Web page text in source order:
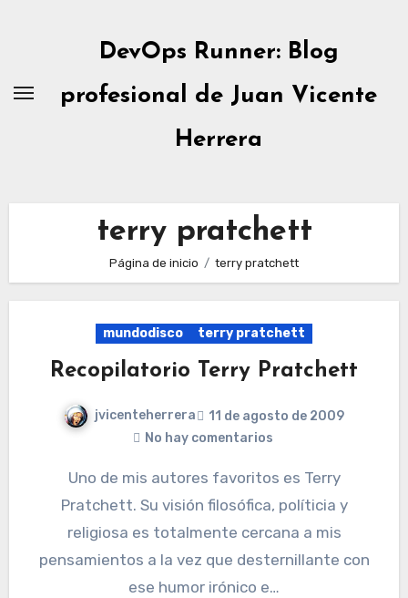
DevOps Runner: Blog
profesional de Juan Vicente
Herrera
terry pratchett
Página de inicio terry pratchett
mundodisco terry pratchett
Recopilatorio Terry Pratchett
jvicenteherrera
11 de agosto de 2009
No hay comentarios
Uno de mis autores favoritos es Terry
Pratchett. Su visión filosófica, políticia y
religiosa es totalmente cercana a mis
pensamientos a la vez que desternillante con
ese humor irónico e…